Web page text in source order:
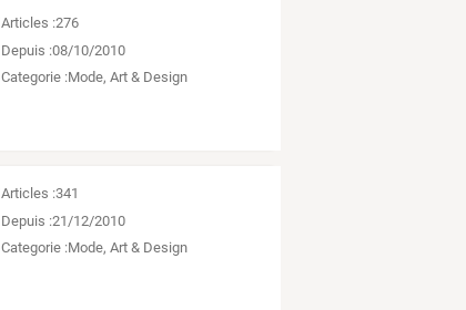
Articles :276
Depuis :08/10/2010
Categorie :Mode, Art & Design
Articles :341
Depuis :21/12/2010
Categorie :Mode, Art & Design